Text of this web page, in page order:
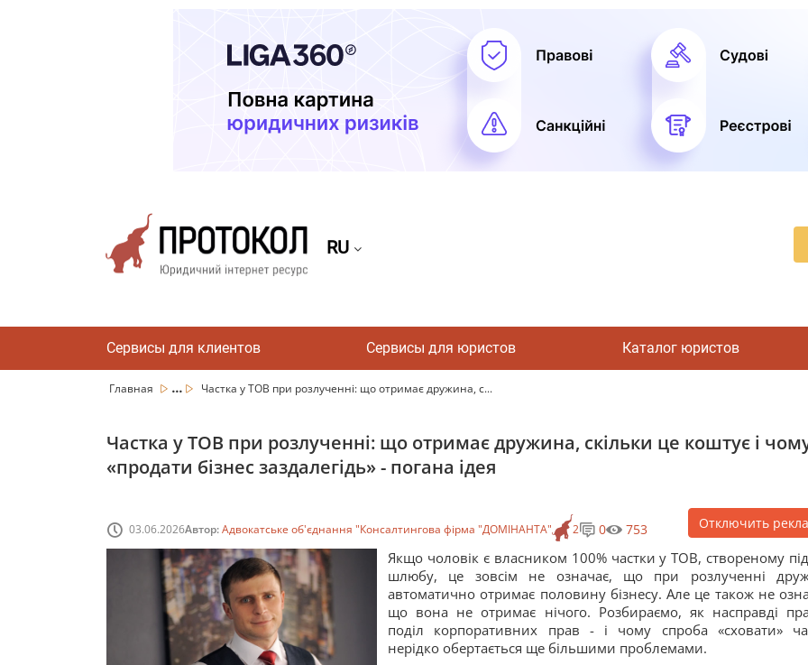
RU
Сервисы для клиентов Сервисы для юристов Каталог юристов
Главная ... Частка у ТОВ при розлученні: що отримає дружина, с...
Частка у ТОВ при розлученні: що отримає дружина, скільки це коштує і
«продати бізнес заздалегідь» - погана ідея
03.06.2026Автор:Адвокатське об'єднання "Консалтингова фірма "ДОМІНАНТА" 2 0 753 Отключить
Якщо чоловік є власником 100% частки у ТОВ, створеному
шлюбу, це зовсім не означає, що при розлученні
автоматично отримає половину бізнесу. Але це також не
що вона не отримає нічого. Розбираємо, як насправді
поділ корпоративних прав - і чому спроба «сховати»
нерідко обертається ще більшими проблемами.